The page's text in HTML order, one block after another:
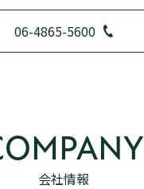
06-4865-5600
会社情報